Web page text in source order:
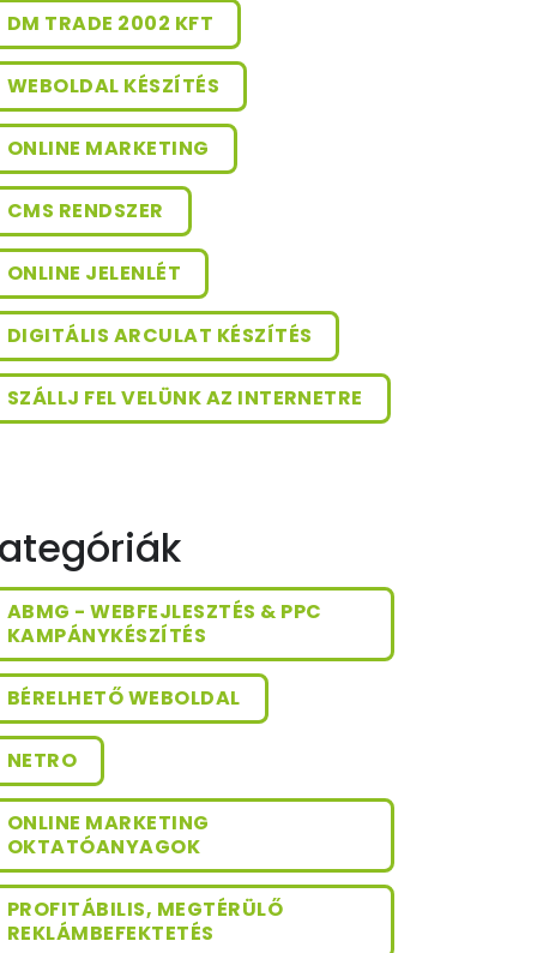
DM TRADE 2002 KFT
WEBOLDAL KÉSZÍTÉS
ONLINE MARKETING
CMS RENDSZER
ONLINE JELENLÉT
DIGITÁLIS ARCULAT KÉSZÍTÉS
SZÁLLJ FEL VELÜNK AZ INTERNETRE
ABMG - WEBFEJLESZTÉS & PPC
KAMPÁNYKÉSZÍTÉS
BÉRELHETŐ WEBOLDAL
NETRO
ONLINE MARKETING
OKTATÓANYAGOK
PROFITÁBILIS, MEGTÉRÜLŐ
REKLÁMBEFEKTETÉS